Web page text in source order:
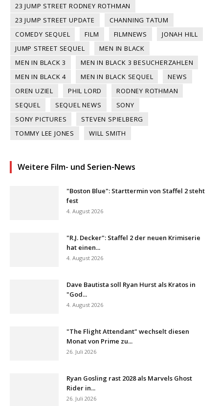
23 JUMP STREET RODNEY ROTHMAN
23 JUMP STREET UPDATE
CHANNING TATUM
COMEDY SEQUEL
FILM FILMNEWS
JONAH HILL
JUMP STREET SEQUEL
MEN IN BLACK
MEN IN BLACK 3
MEN IN BLACK 3 BESUCHERZAHLEN
MEN IN BLACK 4
MEN IN BLACK SEQUEL
NEWS
OREN UZIEL
PHIL LORD
RODNEY ROTHMAN
SEQUEL
SEQUEL NEWS
SONY
SONY PICTURES
STEVEN SPIELBERG
TOMMY LEE JONES
WILL SMITH
Weitere Film- und Serien-News
"Boston Blue": Starttermin von Staffel 2 steht
fest
4. August 2026
"R.J. Decker": Staffel 2 der neuen Krimiserie
hat einen...
4. August 2026
Dave Bautista soll Ryan Hurst als Kratos in
"God...
4. August 2026
"The Flight Attendant" wechselt diesen
Monat von Prime zu...
26. Juli 2026
Ryan Gosling rast 2028 als Marvels Ghost
Rider in...
26. Juli 2026